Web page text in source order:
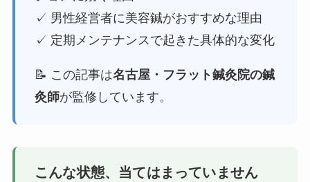
✓ 男性経営者に美容鍼がおすすめな理由
✓ 定期メンテナンスで起きた具体的な変化
📝 この記事は名古屋・フラット鍼灸院の鍼
灸師が監修しています。
こんな状態、当てはまっていません